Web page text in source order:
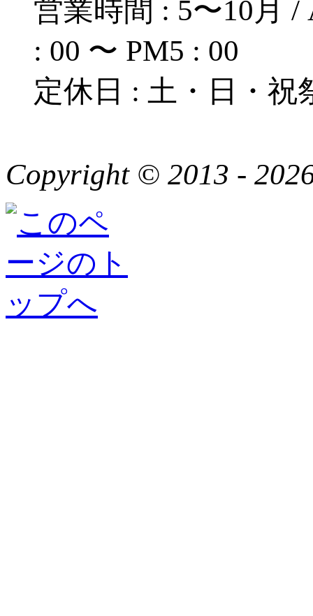
営業時間 : 5〜10月
: 00 〜 PM5 : 00
定休日 : 土・日・祝
Copyright © 2013 -